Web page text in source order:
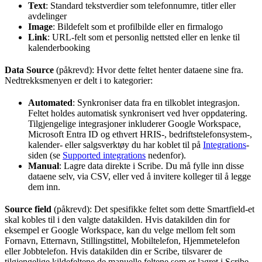
Text: Standard tekstverdier som telefonnumre, titler eller
avdelinger
Image: Bildefelt som et profilbilde eller en firmalogo
Link: URL-felt som et personlig nettsted eller en lenke til
kalenderbooking
Data Source (påkrevd): Hvor dette feltet henter dataene sine fra.
Nedtrekksmenyen er delt i to kategorier:
Automated: Synkroniser data fra en tilkoblet integrasjon.
Feltet holdes automatisk synkronisert ved hver oppdatering.
Tilgjengelige integrasjoner inkluderer Google Workspace,
Microsoft Entra ID og ethvert HRIS-, bedriftstelefonsystem-,
kalender- eller salgsverktøy du har koblet til på Integrations-
siden (se Supported integrations nedenfor).
Manual: Lagre data direkte i Scribe. Du må fylle inn disse
dataene selv, via CSV, eller ved å invitere kolleger til å legge
dem inn.
Source field (påkrevd): Det spesifikke feltet som dette Smartfield-et
skal kobles til i den valgte datakilden. Hvis datakilden din for
eksempel er Google Workspace, kan du velge mellom felt som
Fornavn, Etternavn, Stillingstittel, Mobiltelefon, Hjemmetelefon
eller Jobbtelefon. Hvis datakilden din er Scribe, tilsvarer de